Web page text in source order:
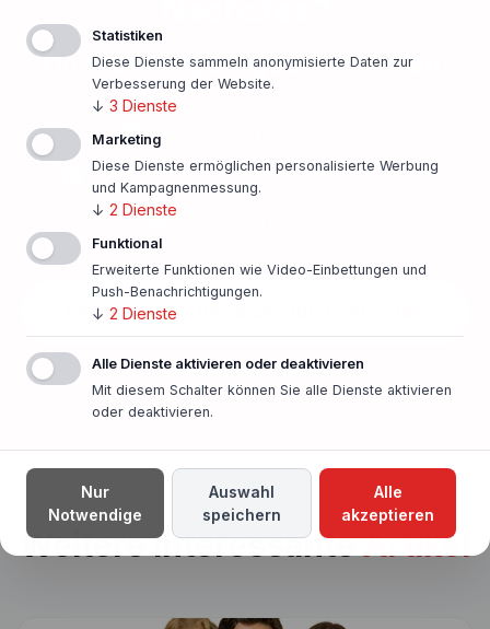
Finanzierungsangebot einholen!
500 Banken im Vergleich
Persönlicher Ansprechpartner vor Ort
Finanzierung unverbindlich anfragen
In nur einer Minute!
Weitere interessanteArtikel
Statistiken
Diese Dienste sammeln anonymisierte Daten zur
Verbesserung der Website.
↓ 3 Dienste
Marketing
Diese Dienste ermöglichen personalisierte Werbung
und Kampagnenmessung.
↓ 2 Dienste
Funktional
Erweiterte Funktionen wie Video-Einbettungen und
Push-Benachrichtigungen.
↓ 2 Dienste
Alle Dienste aktivieren oder deaktivieren
Mit diesem Schalter können Sie alle Dienste aktivieren
oder deaktivieren.
Nur
Notwendige
Auswahl
speichern
Alle
akzeptieren